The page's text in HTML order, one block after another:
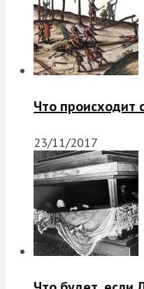
Что происходит
23/11/2017